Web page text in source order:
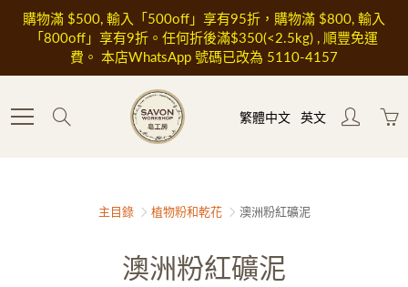
Skip
Content
購物滿 $500, 輸入「500off」享有95折，購物滿 $800, 輸入
「800off」享有9折。任何折後滿$350(<2.5kg) , 順豐免運
費。 本店WhatsApp 號碼已改為 5110-4157
繁體中文 英文
主目錄 植物粉和乾花 澳洲粉紅礦泥
澳洲粉紅礦泥